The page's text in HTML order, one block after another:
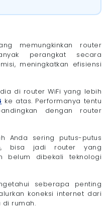
Banyak Perangkat dan
memungkinkan router
perangkat secara
meningkatkan efisiensi
di router WiFi yang lebih
ke atas. Performanya tentu
dengan router
Anda sering putus-putus
bisa jadi router yang
belum dibekali teknologi
seberapa penting
koneksi internet dari
rumah.